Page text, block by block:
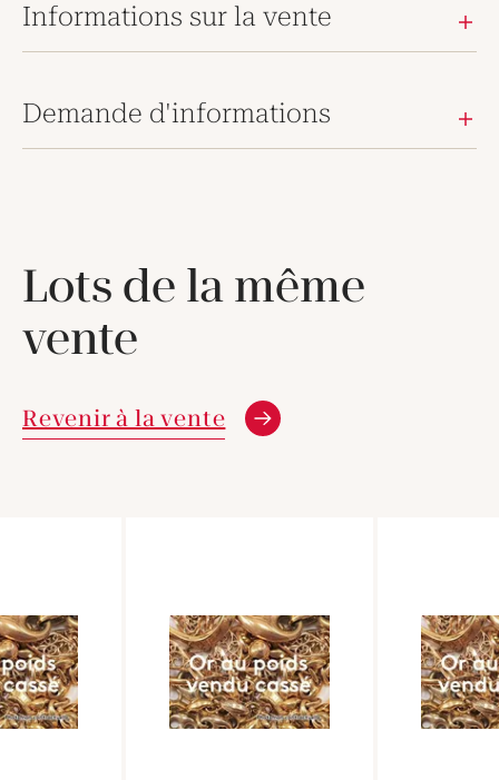
Informations sur la vente
Demande d'informations
Lots de la même
vente
Revenir à la vente